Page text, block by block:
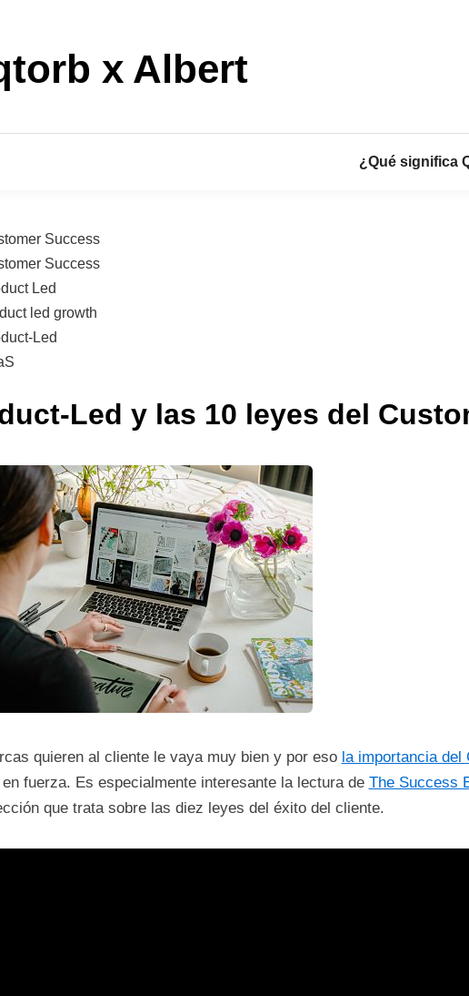
x Albert
¿Qué significa
Success
Success
Led
led growth
Led
Led y las 10 leyes del
quieren al cliente le vaya muy bien y por eso la importancia del
en fuerza. Es especialmente interesante la lectura de The Success
que trata sobre las diez leyes del éxito del cliente.